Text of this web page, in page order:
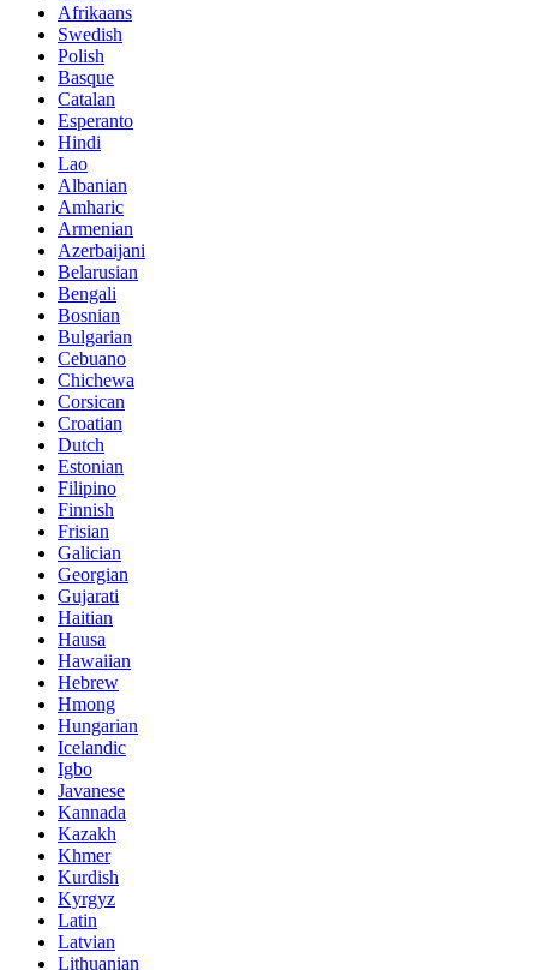
Afrikaans
Swedish
Polish
Basque
Catalan
Esperanto
Hindi
Lao
Albanian
Amharic
Armenian
Azerbaijani
Belarusian
Bengali
Bosnian
Bulgarian
Cebuano
Chichewa
Corsican
Croatian
Dutch
Estonian
Filipino
Finnish
Frisian
Galician
Georgian
Gujarati
Haitian
Hausa
Hawaiian
Hebrew
Hmong
Hungarian
Icelandic
Igbo
Javanese
Kannada
Kazakh
Khmer
Kurdish
Kyrgyz
Latin
Latvian
Lithuanian